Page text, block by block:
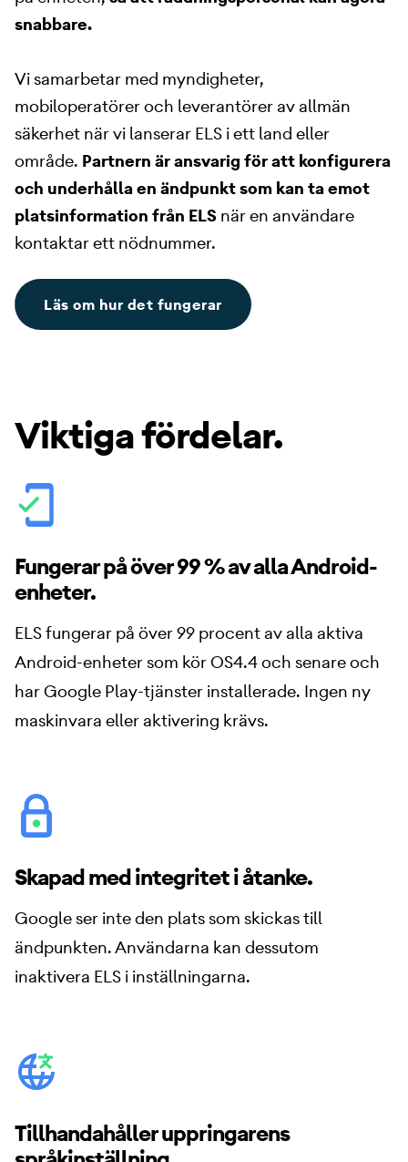
snabbare.
Vi samarbetar med myndigheter,
mobiloperatörer och leverantörer av allmän
säkerhet när vi lanserar ELS i ett land eller
område. Partnern är ansvarig för att konfigurera
och underhålla en ändpunkt som kan ta emot
platsinformation från ELS när en användare
kontaktar ett nödnummer.
Läs om hur det fungerar
Viktiga fördelar.
Fungerar på över 99 % av alla Android-
enheter.
ELS fungerar på över 99 procent av alla aktiva
Android-enheter som kör OS4.4 och senare och
har Google Play-tjänster installerade. Ingen ny
maskinvara eller aktivering krävs.
Skapad med integritet i åtanke.
Google ser inte den plats som skickas till
ändpunkten. Användarna kan dessutom
inaktivera ELS i inställningarna.
Tillhandahåller uppringarens